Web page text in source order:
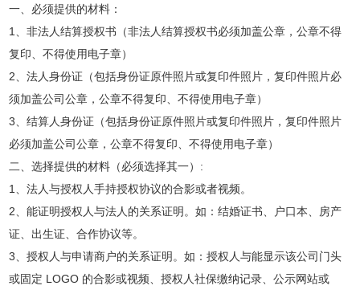
一、必须提供的材料：
1、非法人结算授权书（非法人结算授权书必须加盖公章，公章不得
复印、不得使用电子章）
2、法人身份证（包括身份证原件照片或复印件照片，复印件照片必
须加盖公司公章，公章不得复印、不得使用电子章）
3、结算人身份证（包括身份证原件照片或复印件照片，复印件照片
必须加盖公司公章，公章不得复印、不得使用电子章）
二、选择提供的材料（必须选择其一）:
1、法人与授权人手持授权协议的合影或者视频。
2、能证明授权人与法人的关系证明。如：结婚证书、户口本、房产
证、出生证、合作协议等。
3、授权人与申请商户的关系证明。如：授权人与能显示该公司门头
或固定 LOGO 的合影或视频、授权人社保缴纳记录、公示网站或